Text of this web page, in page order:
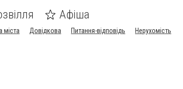
Афіша
міста Довідкова Питання-відповідь
Нерухомість